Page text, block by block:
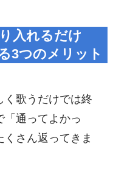
入れるだけ
3つのメリット
く歌うだけでは終
「通ってよかっ
さん返ってきま